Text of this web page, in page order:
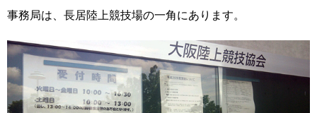
事務局は、長居陸上競技場の一角にあります。